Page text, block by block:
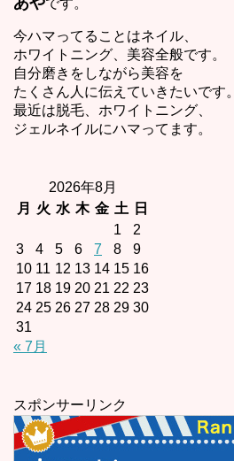
今ハマってることはネイル、
ホワイトニング、美容全般です。
自分磨きをしながら美容を
たくさん人に伝えていきたいです。
最近は脱毛、ホワイトニング、
ジェルネイルにハマってます。
2026年8月
月
火 水 木 金 土
日
1
2
3
4 5 6 7 8
9
10 11 12 13 14 15 16
17 18 19 20 21 22 23
24 25 26 27 28 29 30
31
« 7月
スポンサーリンク